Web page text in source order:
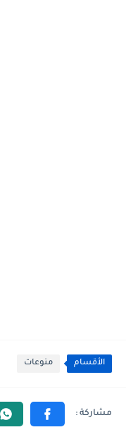
الأقسام منوعات